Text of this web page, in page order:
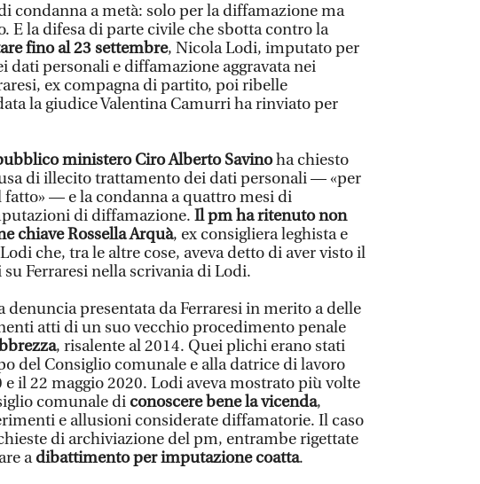
condanna a metà: solo per la diffamazione ma
E la difesa di parte civile che sbotta contro la
fino al 23 settembre, Nicola Lodi, imputato per
dati personali e diffamazione aggravata nei
ex compagna di partito, poi ribelle
la giudice Valentina Camurri ha rinviato per
ministero Ciro Alberto Savinoha chiesto
di illecito trattamento dei dati personali — «per
fatto» — e la condanna a quattro mesi di
di diffamazione. Il pm ha ritenuto non
chiave Rossella Arquà, ex consigliera leghista e
che, tra le altre cose, aveva detto di aver visto il
Ferraresi nella scrivania di Lodi.
denuncia presentata da Ferraresi in merito a delle
atti di un suo vecchio procedimento penale
, risalente al 2014. Quei plichi erano stati
del Consiglio comunale e alla datrice di lavoro
e il 22 maggio 2020. Lodi aveva mostrato più volte
comunale di conoscere bene la vicenda,
e allusioni considerate diffamatorie. Il caso
di archiviazione del pm, entrambe rigettate
adibattimento per imputazione coatta.